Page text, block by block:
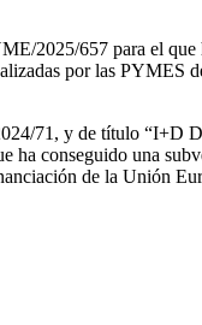
2025/657 para el que
por las PYMES
71, y de título
conseguido una
de la Unión